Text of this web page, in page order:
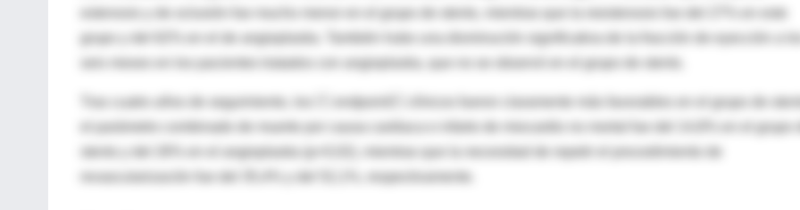
estenosis y de oclusión fue mucho menor en el grupo de stents, mientras que la reestenosis fue del 27% en este
grupo y del 62% en el de angioplastia. También hubo una disminución significativa de la fracción de eyección a los
seis meses en los pacientes tratados con angioplastia, que no se observó en el grupo de stents.
Tras cuatro años de seguimiento, los  endpoint clínicos fueron claramente más favorables en el grupo de
el parámetro combinado de muerte por causa cardiaca e infarto de miocardio no mortal fue del 14,8% en el grupo
stents y del 26% en el angioplastia (p=0,02), mientras que la necesidad de repetir el procedimiento de